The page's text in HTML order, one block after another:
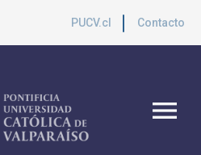
PUCV.cl Contacto
menu